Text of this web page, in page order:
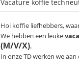
Vacature koffie
Hoi koffie liefhebbers,
We hebben een leuke
(M/V/X).
In onze TD werken we